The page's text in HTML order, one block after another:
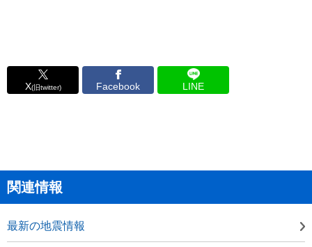
X(旧twitter) Facebook LINE
関連情報
最新の地震情報